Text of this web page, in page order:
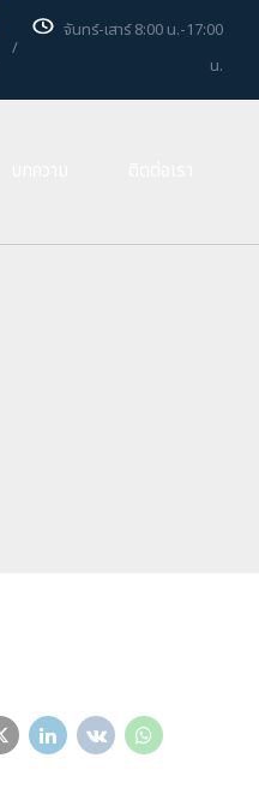
/
จันทร์-เสาร์ 8:00 น.-17:00
น.